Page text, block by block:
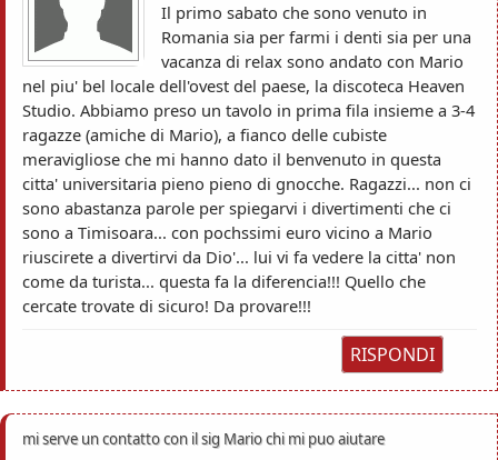
Il primo sabato che sono venuto in
Romania sia per farmi i denti sia per una
vacanza di relax sono andato con Mario
nel piu' bel locale dell'ovest del paese, la discoteca Heaven
Studio. Abbiamo preso un tavolo in prima fila insieme a 3-4
ragazze (amiche di Mario), a fianco delle cubiste
meravigliose che mi hanno dato il benvenuto in questa
citta' universitaria pieno pieno di gnocche. Ragazzi... non ci
sono abastanza parole per spiegarvi i divertimenti che ci
sono a Timisoara... con pochssimi euro vicino a Mario
riuscirete a divertirvi da Dio'... lui vi fa vedere la citta' non
come da turista... questa fa la diferencia!!! Quello che
cercate trovate di sicuro! Da provare!!!
RISPONDI
mi serve un contatto con il sig Mario chi mi puo aiutare